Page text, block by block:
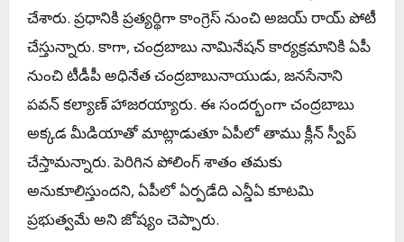
చేశారు. ప్రధానికి ప్రత్యర్థిగా కాంగ్రెస్ నుంచి అజయ్ రాయ్ పోటీ
చేస్తున్నారు. కాగా, చంద్ర‌బాబు నామినేష‌న్ కార్య‌క్ర‌మానికి ఏపీ
నుంచి టీడీపీ అధినేత చంద్ర‌బాబునాయుడు, జ‌న‌సేనాని
ప‌వ‌న్ క‌ల్యాణ్ హాజ‌ర‌య్యారు. ఈ సంద‌ర్భంగా చంద్ర‌బాబు
అక్క‌డ మీడియాతో మాట్లాడుతూ ఏపీలో తాము క్లీన్ స్వీప్
చేస్తామ‌న్నారు. పెరిగిన పోలింగ్ శాతం త‌మ‌కు
అనుకూలిస్తుంద‌ని, ఏపీలో ఏర్ప‌డేది ఎన్డీఏ కూట‌మి
ప్ర‌భుత్వ‌మే అని జోష్యం చెప్పారు.